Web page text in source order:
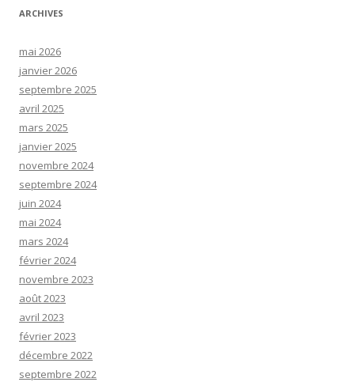
ARCHIVES
mai 2026
janvier 2026
septembre 2025
avril 2025
mars 2025
janvier 2025
novembre 2024
septembre 2024
juin 2024
mai 2024
mars 2024
février 2024
novembre 2023
août 2023
avril 2023
février 2023
décembre 2022
septembre 2022